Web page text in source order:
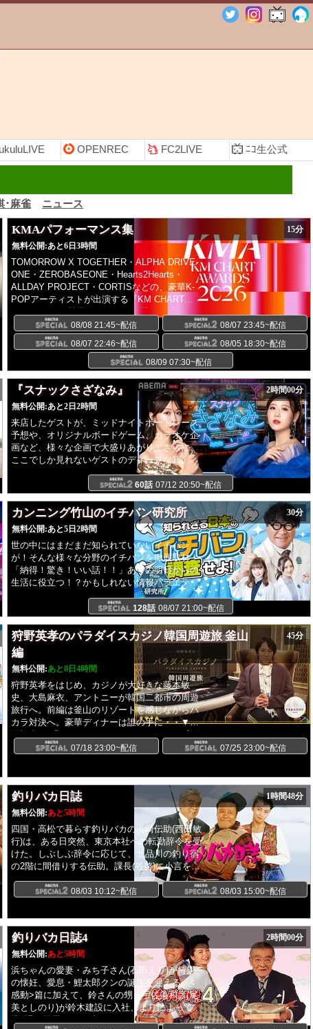
LIVE OPEN REC FC2LIVE ﾆｺ生公式
･麻雀 ニュース
KMAパフォーマンス集
15分
無料公開:あと6日3時間
TOMORROW X TOGETHER・ALPHA DRIVE
ONE・ZEROBASEONE・Hearts2Hearts・
ALLDAY PROJECT・CORTISなどの、豪華K-
POPアーティストが出演する『KM CHART
CHART AWARDS』とは、歌謡界を輝かせたア
ーティストたちと、彼らを応援したファンに捧
げる音楽祭典であり授賞式です。各部門にノミ
ネートされているアーティストは、現在のK-
POPシーンを牽引するトップアーティストから
注目の新人まで、錚々たる顔ぶれがノミネート
されている。果たして各部門で授賞をするアー
ティストは、どのアーティストなのか！？
08/08 21:45~配信
08/07 23:45~配信
08/07 22:46~配信
08/05 18:30~配信
08/09 07:30~配信
『スナックさざなみ』
2時間00分
無料公開:あと2日2時間
来店したゲストが、ミッドナイトボートレース
予想や、オリジナルボードゲーム、カラオケ企
画など、様々な企画で大盛りあがり！さらに、
ここでしか見れないゲストのディープな1面
も！？ボートレースを知り尽くした講師のレク
チャーを参考にして、みんなで予想してみよう!
ボートレースの基礎からレース直前の最新情報
まで全てをお届け!今後の「スナックさざなみ」
開店予定7/12（日）放送時間20:50～
22:508/16（日）放送時間20:50～
22:508/23（日）放送時間21:00～23:00【提供】
BOATRACE振興会
60話 07/12 20:50~配信
カンニング竹山のイチバン研究所
30分
無料公開:あと5日2時間
世の中にはまだまだ知られていないイチバン
が！そんな様々な分野のイチバンを徹底取材！
「納得！驚き！いい話！！」ありの明日からの
生活に役立つ！？かもしれない情報バラエティ
128話 08/07 21:00~配信
狩野英孝のパラダイスカジノ韓国周遊旅 釜山
編
45分
無料公開:あと8日4時間
狩野英孝をはじめ、カジノが大好きな藤本敏
史、大島麻衣、アントニーが韓国二都市の周遊
旅行へ。前編は釜山のリゾートを感じながらバ
カラ対決へ。豪華ディナーは誰の手に・・▼放
ご招待プレゼントキャンペーン」＊プレゼン
公式X「@ABEMA」をフォロー ②キャンペー
ンの指定のX投稿を引用ポスト＋感想＊応募期
間：2026年7月25日番組終了後〜2026年7月31
日23:59【提供： 株式会社パラダイスインター
ナショナル 】
07/18 23:00~配信 07/25 23:00~配信
釣りバカ日誌
1時間48分
無料公開:あと5時間
四国・高松で暮らす釣りバカの浜崎伝助(西田敏
行)は、ある日突然、東京本社への転勤辞令を受
けた。しぶしぶ辞令に応じて、北品川の釣り宿
の2階に間借りする伝助。課長(谷啓)に小言を言
われようとどこ吹く風、反省のない本社勤務を
続ける。社長の鈴木(三國連太郎)と出会ったの
ら“浜ちゃん”、“スーさん”と呼び合う奇妙な間柄
になっていく2人だった...。一見ヤボだが、誰
からも愛される男、浜崎伝助のコミカルな人生
を、栗山富夫監督が人情味豊に綴ったサラリー
マン讃歌。
08/03 10:12~配信 08/03 15:00~配信
釣りバカ日誌4
2時間00分
無料公開:あと5時間
浜ちゃんの愛妻・みち子さん(石田えり)が待望
の懐妊、愛息・鯉太郎クンの誕生を迎える。<
感動>篇に加えて、鈴さんの甥・宇佐美和彦(尾
美としのり)が鈴木建設に入社、よりによって営
業3課に配属され、浜ちゃんとつるみ始めたか